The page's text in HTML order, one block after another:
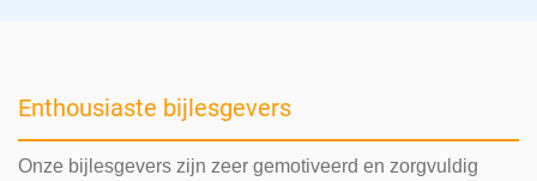
Enthousiaste bijlesgevers
Onze bijlesgevers zijn zeer gemotiveerd en zorgvuldig